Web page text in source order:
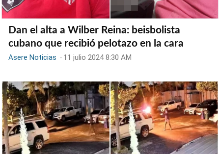
Dan el alta a Wilber Reina: beisbolista
cubano que recibió pelotazo en la cara
Asere Noticias - 11 julio 2024 8:30 AM